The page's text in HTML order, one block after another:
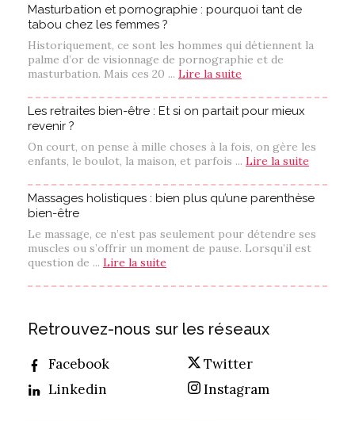
Masturbation et pornographie : pourquoi tant de
tabou chez les femmes ?
Historiquement, ce sont les hommes qui détiennent la
palme d’or de visionnage de pornographie et de
masturbation. Mais ces 20 ... Lire la suite
Les retraites bien-être : Et si on partait pour mieux
revenir ?
On court, on pense à mille choses à la fois, on gère les
enfants, le boulot, la maison, et parfois ... Lire la suite
Massages holistiques : bien plus qu’une parenthèse
bien-être
Le massage, ce n’est pas seulement pour détendre ses
muscles ou s’offrir un moment de pause. Lorsqu’il est
question de ... Lire la suite
Retrouvez-nous sur les réseaux
Facebook
Twitter
Linkedin
Instagram